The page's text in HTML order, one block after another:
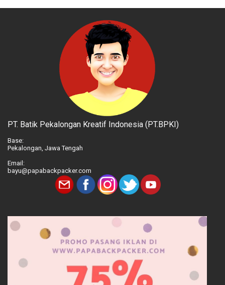
PT. Batik Pekalongan Kreatif Indonesia (PT.BPKI)
Base:
Pekalongan, Jawa Tengah
Email:
bayu@papabackpacker.com